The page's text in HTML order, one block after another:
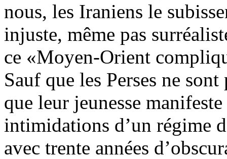
nous, les Iraniens le
injuste, même pas
ce «Moyen-Orient
Sauf que les Perses ne
que leur jeunesse
intimidations d’un régime
avec trente années